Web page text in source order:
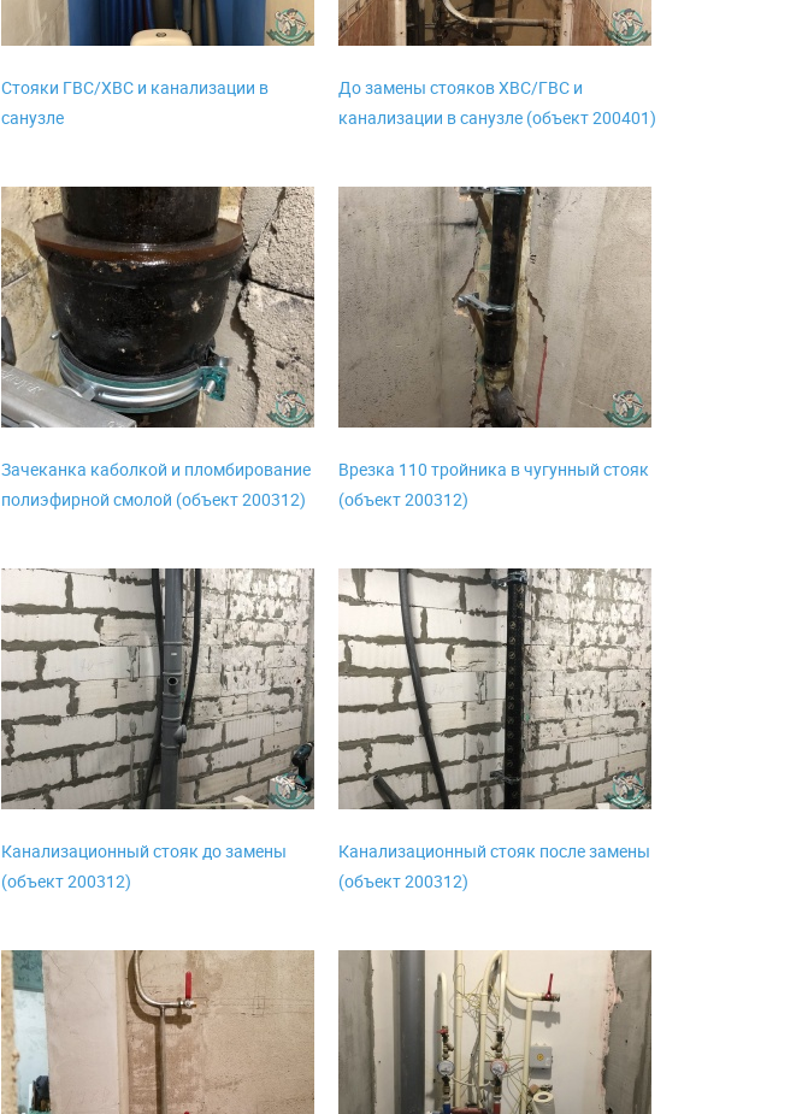
Стояки ГВС/ХВС и канализации в
санузле
До замены стояков ХВС/ГВС и
канализации в санузле (объект 200401)
Зачеканка каболкой и пломбирование
полиэфирной смолой (объект 200312)
Врезка 110 тройника в чугунный стояк
(объект 200312)
Канализационный стояк до замены
(объект 200312)
Канализационный стояк после замены
(объект 200312)